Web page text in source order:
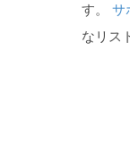
す。 サ
なリス